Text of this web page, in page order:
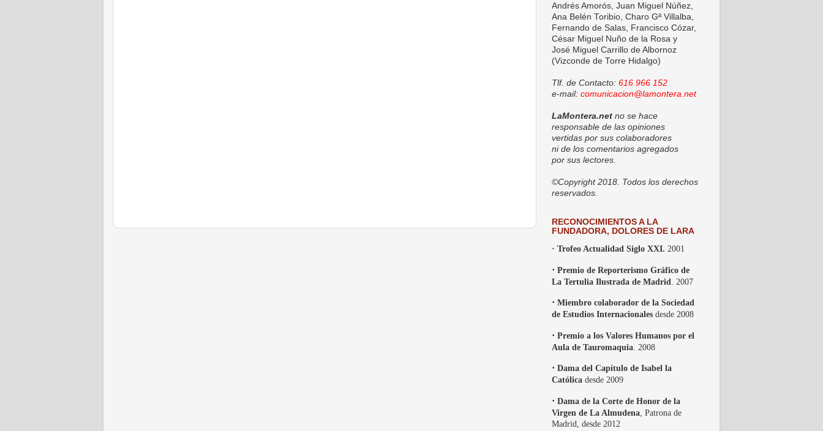
Andrés Amorós, Juan Miguel Núñez,
Ana Belén Toribio, Charo Gª Villalba,
Fernando de Salas, Francisco Cózar,
César Miguel Nuño de la Rosa y
José Miguel Carrillo de Albornoz
(Vizconde de Torre Hidalgo)
Tlf. de Contacto: 616 966 152
e-mail: comunicacion@lamontera.net
LaMontera.net no se hace
responsable de las opiniones
vertidas por sus colaboradores
ni de los comentarios agregados
por sus lectores.
©Copyright 2018. Todos los derechos
reservados.
RECONOCIMIENTOS A LA
FUNDADORA, DOLORES DE LARA
· Trofeo Actualidad Siglo XXI. 2001
· Premio de Reporterismo Gráfico de
La Tertulia Ilustrada de Madrid . 2007
· Miembro colaborador de la Sociedad
de Estudios Internacionales desde 2008
· Premio a los Valores Humanos por el
Aula de Tauromaquia . 2008
· Dama del Capítulo de Isabel la
Católica desde 2009
· Dama de la Corte de Honor de la
Virgen de La Almudena , Patrona de
Madrid, desde 2012